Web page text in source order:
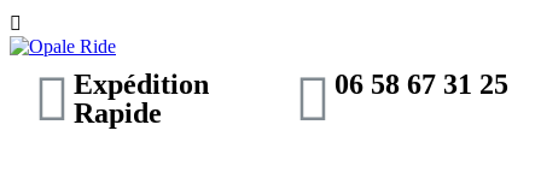

Expédition
Rapide
06 58 67 31 25